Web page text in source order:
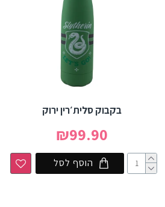
בקבוק סלית׳רין ירוק
₪99.90
הוסף לסל